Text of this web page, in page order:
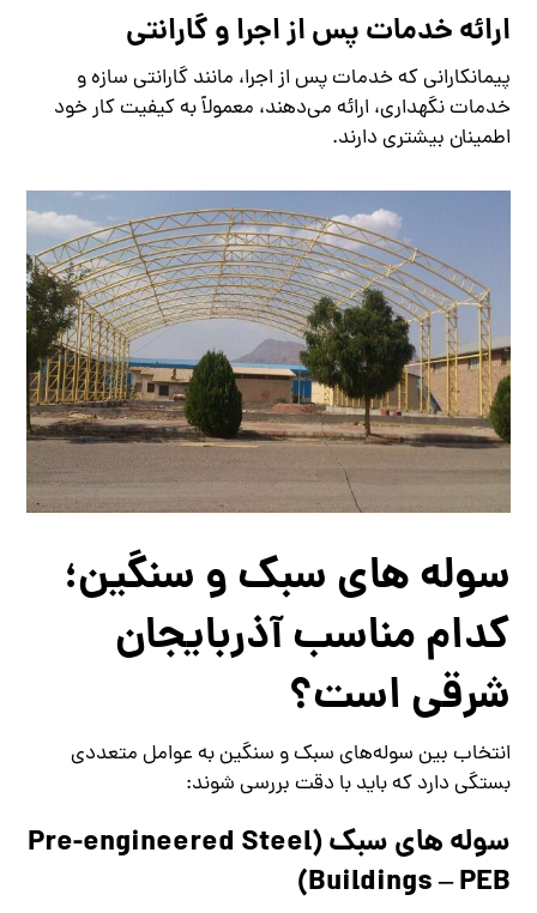
ارائه خدمات پس از اجرا و گارانتی
پیمانکارانی که خدمات پس از اجرا، مانند گارانتی سازه و
خدمات نگهداری، ارائه می‌دهند، معمولاً به کیفیت کار خود
اطمینان بیشتری دارند.
سوله‌ های سبک و سنگین؛
کدام مناسب آذربایجان
شرقی است؟
انتخاب بین سوله‌های سبک و سنگین به عوامل متعددی
بستگی دارد که باید با دقت بررسی شوند:
سوله ‌های سبک (Pre-engineered Steel
Buildings – PEB)